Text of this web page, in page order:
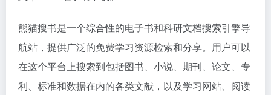
熊猫搜书是一个综合性的电子书和科研文档搜索引擎导
航站，提供广泛的免费学习资源检索和分享。用户可以
在这个平台上搜索到包括图书、小说、期刊、论文、专
利、标准和数据在内的各类文献，以及学习网站、阅读